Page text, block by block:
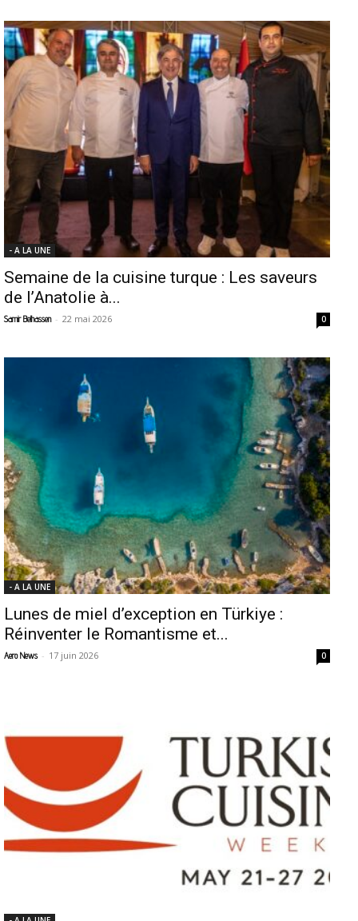
- A LA UNE
Semaine de la cuisine turque : Les saveurs
de l’Anatolie à...
Samir Belhassen - 22 mai 2026 0
- A LA UNE
Lunes de miel d’exception en Türkiye :
Réinventer le Romantisme et...
Aero News - 17 juin 2026 0